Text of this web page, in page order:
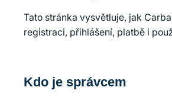
Tato stránka vysvětluje, jak
registraci, přihlášení, platbě i
Kdo je správcem